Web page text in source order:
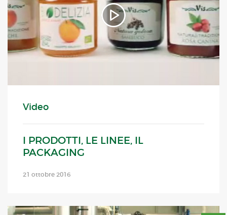
Video
I PRODOTTI, LE LINEE, IL
PACKAGING
21 ottobre 2016